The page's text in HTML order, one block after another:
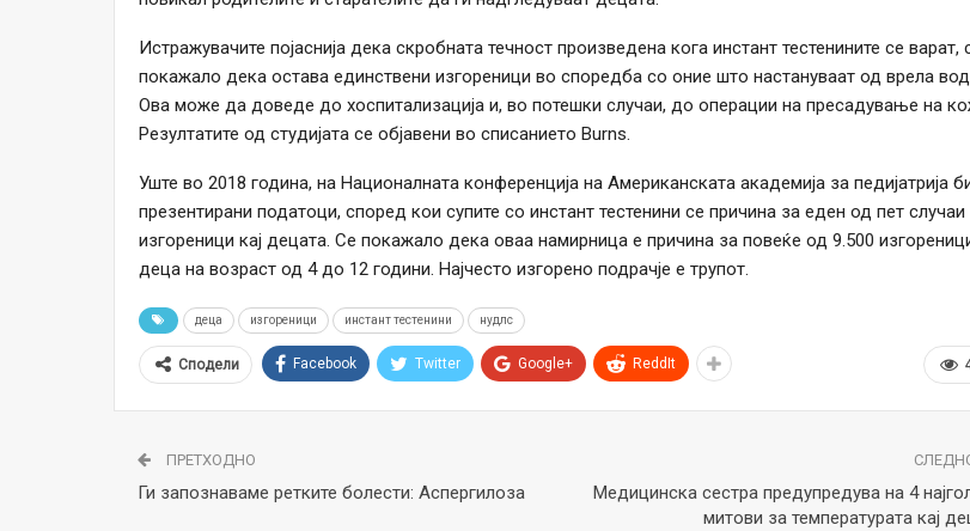
Истражувачите појаснија дека скробната течност произведена кога инстант тестенините се варат,
покажало дека остава единствени изгореници во споредба со оние што настануваат од врела
Ова може да доведе до хоспитализација и, во потешки случаи, до операции на пресадување на
Резултатите од студијата се објавени во списанието Burns.
Уште во 2018 година, на Националната конференција на Американската академија за педијатрија
презентирани податоци, според кои супите со инстант тестенини се причина за еден од пет случаи
изгореници кај децата. Се покажало дека оваа намирница е причина за повеќе од 9.500
деца на возраст од 4 до 12 години. Најчесто изгорено подрачје е трупот.
деца изгореници инстант тестенини нудлс
Сподели Facebook Twitter Google+ ReddIt
ПРЕТХОДНО
Ги запознаваме ретките болести: Аспергилоза
Медицинска сестра предупредува на 4
митови за температурата кај